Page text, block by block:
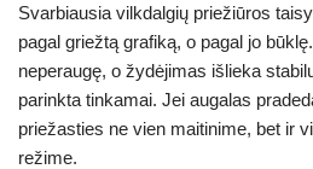
Svarbiausia vilkdalgių priežiūros
pagal griežtą grafiką, o pagal jo
neperaugę, o žydėjimas išlieka
parinkta tinkamai. Jei augalas
priežasties ne vien maitinime, bet ir
režime.